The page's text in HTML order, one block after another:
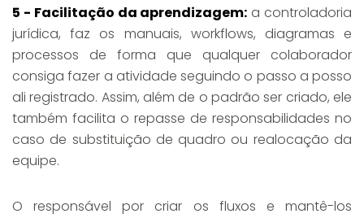
5 - Facilitação da aprendizagem: a controladoria
jurídica, faz os manuais, workflows, diagramas e
processos de forma que qualquer colaborador
consiga fazer a atividade seguindo o passo a posso
ali registrado. Assim, além de o padrão ser criado, ele
também facilita o repasse de responsabilidades no
caso de substituição de quadro ou realocação da
equipe.
O responsável por criar os fluxos e mantê-los